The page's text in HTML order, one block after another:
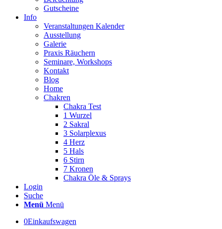
Gutscheine
Info
Veranstaltungen Kalender
Ausstellung
Galerie
Praxis Räuchern
Seminare, Workshops
Kontakt
Blog
Home
Chakren
Chakra Test
1 Wurzel
2 Sakral
3 Solarplexus
4 Herz
5 Hals
6 Stirn
7 Kronen
Chakra Öle & Sprays
Login
Suche
Menü Menü
0Einkaufswagen